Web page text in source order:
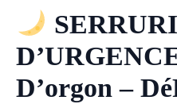
D’orgon –